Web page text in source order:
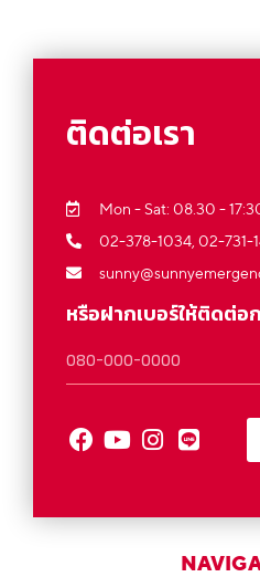
ติดต่อเรา
Mon - Sat: 08.30 -
02-378-1034, 02-731-
หรือฝากเบอร์ให้ติดต่อ